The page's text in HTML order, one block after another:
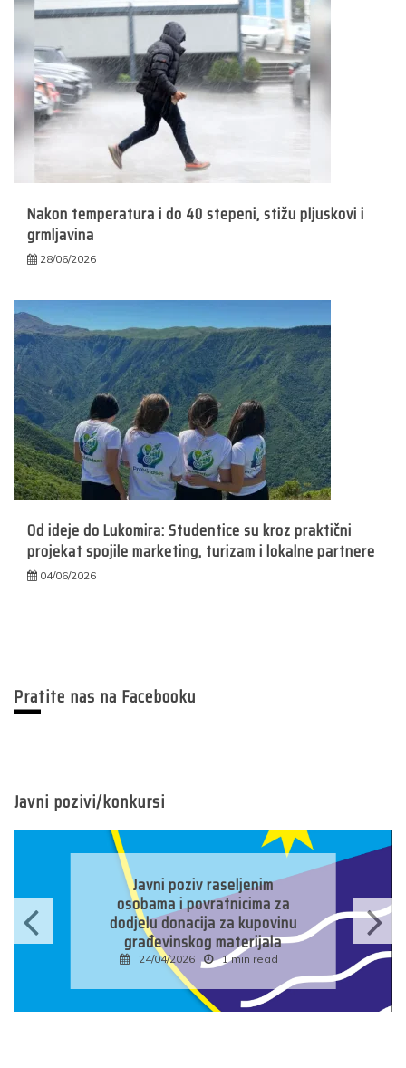
Nakon temperatura i do 40 stepeni, stižu pljuskovi i
grmljavina
28/06/2026
Od ideje do Lukomira: Studentice su kroz praktični
projekat spojile marketing, turizam i lokalne partnere
04/06/2026
Pratite nas na Facebooku
Javni pozivi/konkursi
za
Javni konkurs za prijavu
kandidata za imenovanje
predsjednika/zamjenika
predsjednika biračkog
u osnovnim izbornim
jedinicama u Bosni i
Hercegovini
16/04/2026